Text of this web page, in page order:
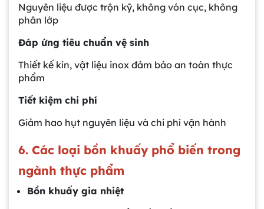
Nguyên liệu được trộn kỹ, không vón cục, không
phân lớp
Đáp ứng tiêu chuẩn vệ sinh
Thiết kế kín, vật liệu inox đảm bảo an toàn thực
phẩm
Tiết kiệm chi phí
Giảm hao hụt nguyên liệu và chi phí vận hành
6. Các loại bồn khuấy phổ biến trong
ngành thực phẩm
Bồn khuấy gia nhiệt